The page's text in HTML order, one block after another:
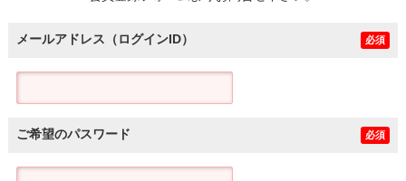
メールアドレス（ログインID） 必須
ご希望のパスワード 必須